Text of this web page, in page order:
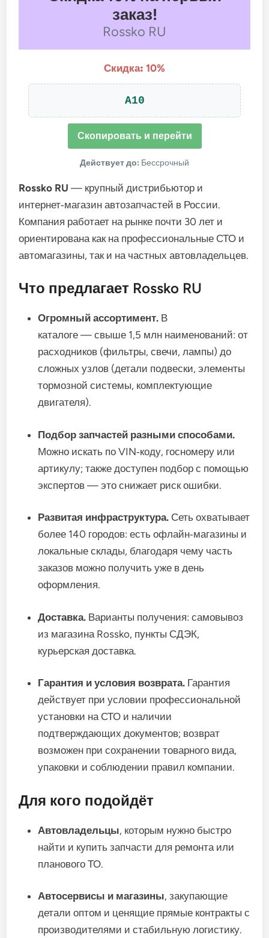
заказ!
Rossko RU
Скидка: 10%
A10
Скопировать и перейти
Действует до: Бессрочный
Rossko RU — крупный дистрибьютор и
интернет‑магазин автозапчастей в России.
Компания работает на рынке почти 30 лет и
ориентирована какна профессиональные СТО и
автомагазины, таки на частных автовладельцев.
Что предлагает Rossko RU
Огромный ассортимент. В
каталоге — свыше 1,5 млн наименований: от
расходников (фильтры, свечи, лампы) до
сложных узлов (детали подвески, элементы
тормозной системы, комплектующие
двигателя).
Подбор запчастей разными способами.
Можно искать по VIN‑коду, госномеру или
артикулу; также доступен подбор с помощью
экспертов — это снижает рискошибки.
Развитая инфраструктура. Сеть охватывает
более 140 городов: есть офлайн‑магазины и
локальные склады, благодаря чему часть
заказов можно получить уже в день
оформления.
Доставка. Варианты получения: самовывоз
из магазина Rossko, пункты СДЭК,
курьерская доставка.
Гарантия и условия возврата. Гарантия
действует при условии профессиональной
установки наСТО и наличии
подтверждающих документов; возврат
возможен при сохранении товарного вида,
упаковки и соблюдении правил компании.
Для кого подойдёт
Автовладельцы, которым нужно быстро
найти и купить запчасти для ремонта или
планового ТО.
Автосервисы и магазины, закупающие
детали оптом и ценящие прямые контракты с
производителями и стабильную логистику.